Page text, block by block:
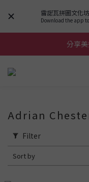
雷諾瓦拼圖文化坊
Download the app
前
前
分享
前
Adrian
Filter
Sort by